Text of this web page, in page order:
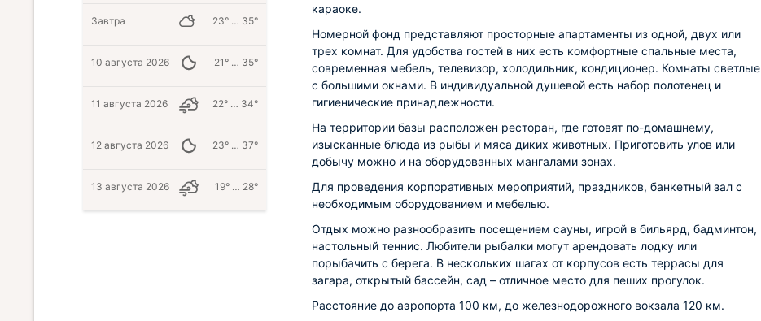
караоке.
Номерной фонд представляют просторные апартаменты из одной, двух или
трех комнат. Для удобства гостей в них есть комфортные спальные места,
современная мебель, телевизор, холодильник, кондиционер. Комнаты светлые
с большими окнами. В индивидуальной душевой есть набор полотенец и
гигиенические принадлежности.
На территории базы расположен ресторан, где готовят по-домашнему,
изысканные блюда из рыбы и мяса диких животных. Приготовить улов или
добычу можно и на оборудованных мангалами зонах.
Для проведения корпоративных мероприятий, праздников, банкетный зал с
необходимым оборудованием и мебелью.
Отдых можно разнообразить посещением сауны, игрой в бильярд, бадминтон,
настольный теннис. Любители рыбалки могут арендовать лодку или
порыбачить с берега. В нескольких шагах от корпусов есть террасы для
загара, открытый бассейн, сад – отличное место для пеших прогулок.
Расстояние до аэропорта 100 км, до железнодорожного вокзала 120 км.
Завтра 23° … 35°
10 августа 2026 21° … 35°
11 августа 2026 22° … 34°
12 августа 2026 23° … 37°
13 августа 2026 19° … 28°